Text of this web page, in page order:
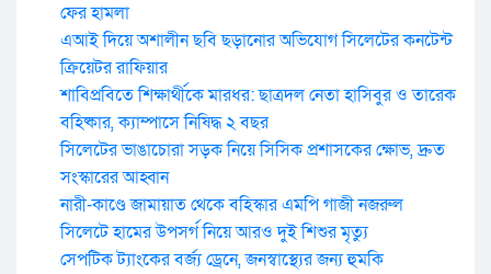
ফের হামলা
এআই দিয়ে অশালীন ছবি ছড়ানোর অভিযোগ সিলেটের কনটেন্ট
ক্রিয়েটর রাফিয়ার
শাবিপ্রবিতে শিক্ষার্থীকে মারধর: ছাত্রদল নেতা হাসিবুর ও তারেক
বহিষ্কার, ক্যাম্পাসে নিষিদ্ধ ২ বছর
সিলেটের ভাঙাচোরা সড়ক নিয়ে সিসিক প্রশাসকের ক্ষোভ, দ্রুত
সংস্কারের আহ্বান
নারী-কাণ্ডে জামায়াত থেকে বহিস্কার এমপি গাজী নজরুল
সিলেটে হামের উপসর্গ নিয়ে আরও দুই শিশুর মৃত্যু
সেপটিক ট্যাংকের বর্জ্য ড্রেনে, জনস্বাস্থ্যের জন্য হুমকি